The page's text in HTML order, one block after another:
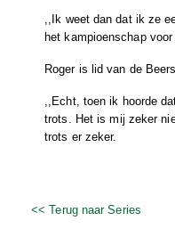
,,Ik weet dan dat ik ze
het kampioenschap
Roger is lid van de
,,Echt, toen ik hoorde
trots. Het is mij zeker
trots er zeker.
<< Terug naar Series